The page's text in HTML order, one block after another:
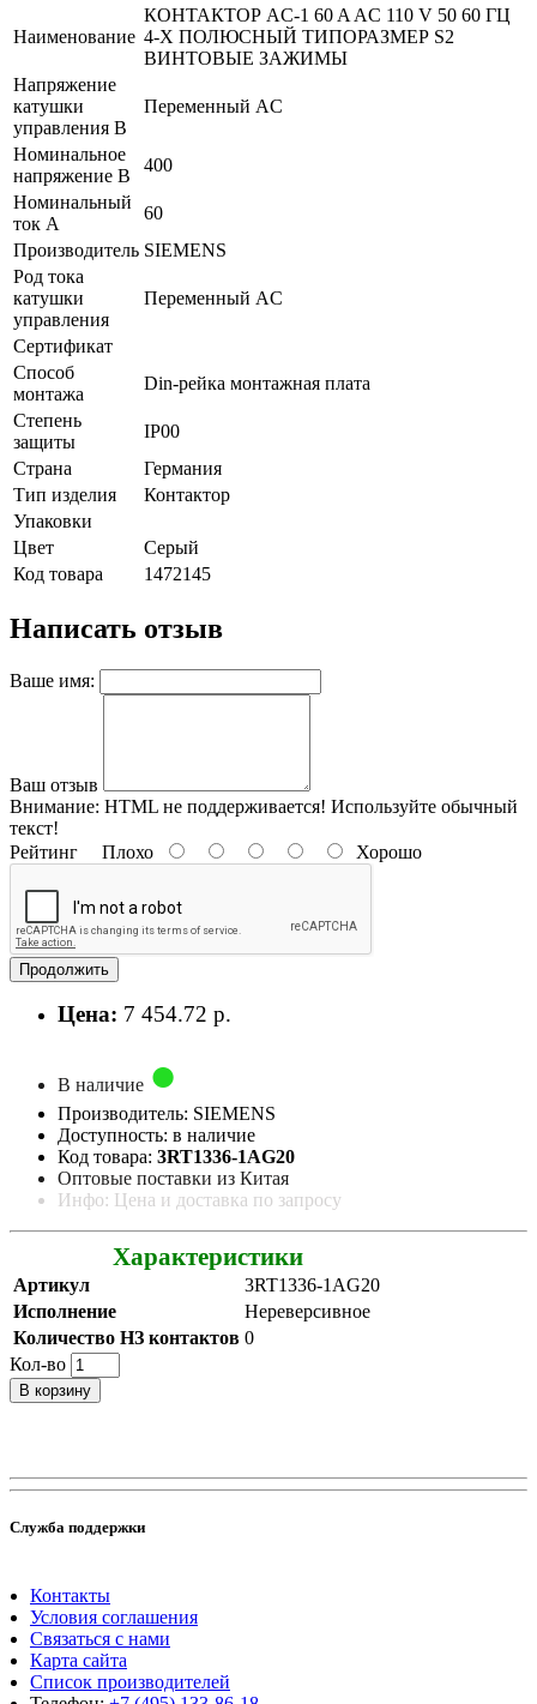
Наименование
КОНТАКТОР AC-1 60 A AC 110 V 50 60 ГЦ
4-Х ПОЛЮСНЫЙ ТИПОРАЗМЕР S2
ВИНТОВЫЕ ЗАЖИМЫ
Напряжение
катушки
управления В
Переменный AC
Номинальное
напряжение В
400
Номинальный
ток А
60
Производитель SIEMENS
Род тока
катушки
управления
Переменный AC
Сертификат
Способ
монтажа
Din-рейка монтажная плата
Степень
защиты
IP00
Страна
Германия
Тип изделия
Контактор
Упаковки
Цвет
Серый
Код товара
1472145
Написать отзыв
Ваше имя:
Ваш отзыв
Внимание: HTML не поддерживается! Используйте обычный
текст!
Рейтинг Плохо Хорошо
Продолжить
Цена: 7 454.72 р.
В наличие
Производитель: SIEMENS
Доступность: в наличие
Код товара: 3RT1336-1AG20
Оптовые поставки из Китая
Инфо: Цена и доставка по запросу
Характеристики
Артикул
3RT1336-1AG20
Исполнение
Нереверсивное
Количество НЗ контактов 0
Кол-во
В корзину
Служба поддержки
Контакты
Условия соглашения
Связаться с нами
Карта сайта
Список производителей